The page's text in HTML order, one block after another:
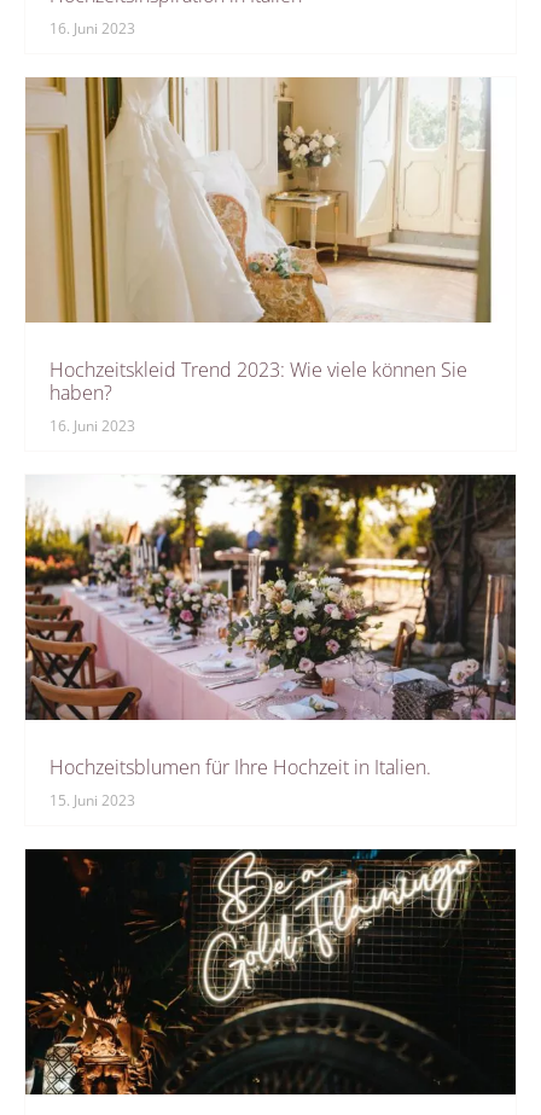
16. Juni 2023
Hochzeitskleid Trend 2023: Wie viele können Sie
haben?
16. Juni 2023
Hochzeitsblumen für Ihre Hochzeit in Italien.
15. Juni 2023